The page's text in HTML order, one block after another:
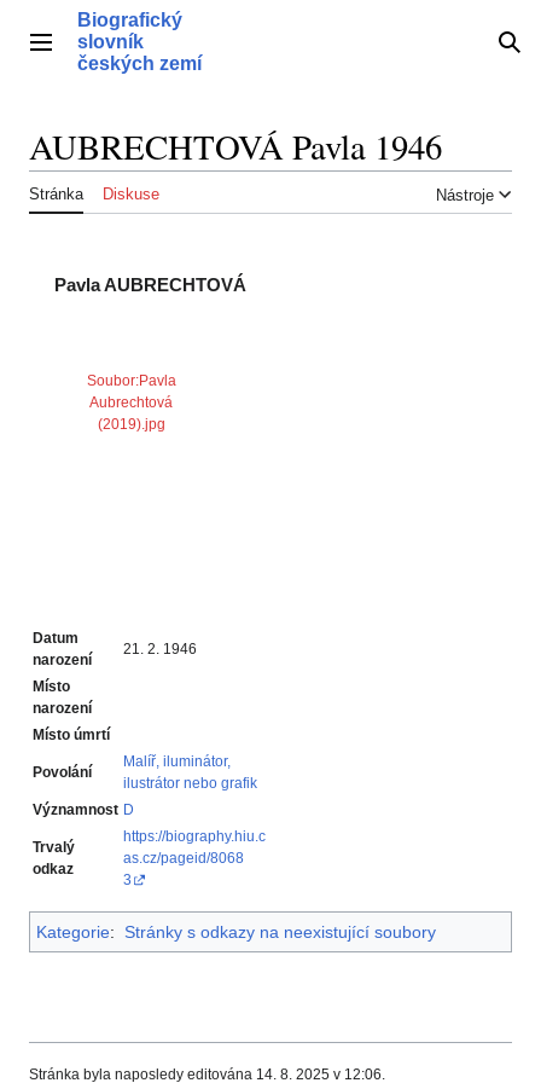
obsahHlavní menu
Biografický
slovník
českých zemí
AUBRECHTOVÁ Pavla 1946
Stránka Diskuse Nástroje
Pavla AUBRECHTOVÁ
Soubor:Pavla
Aubrechtová
(2019).jpg
Datum
narození
21. 2. 1946
Místo
narození
Místo úmrtí
Povolání
Malíř, iluminátor,
ilustrátor nebo grafik‎
Významnost D
Trvalý
odkaz
https://biography.hiu.c
as.cz/pageid/8068
3
Kategorie: Stránky s odkazy na neexistující soubory
Stránka byla naposledy editována 14. 8. 2025 v 12:06.